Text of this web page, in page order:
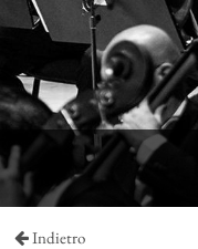
Indietro